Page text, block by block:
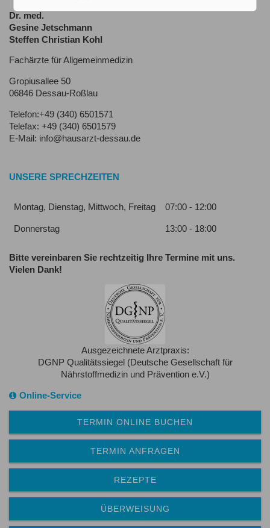
Dr. med.
Gesine Jetschmann
Steffen Christian Kohl
Fachärzte für Allgemeinmedizin
Gropiusallee 50
06846 Dessau-Roßlau
Telefon:+49 (340) 6501571
Telefax: +49 (340) 6501579
E-Mail: info@hausarzt-dessau.de
UNSERE SPRECHZEITEN
Montag, Dienstag, Mittwoch, Freitag 07:00 - 12:00
Donnerstag 13:00 - 18:00
Bitte vereinbaren Sie rechtzeitig Ihre Termine mit uns.
Vielen Dank!
Ausgezeichnete Arztpraxis:
DGNP Qualitätssiegel (Deutsche Gesellschaft für
Nährstoffmedizin und Prävention e.V.)
Online-Service
TERMIN ONLINE BUCHEN
TERMIN ANFRAGEN
REZEPTE
ÜBERWEISUNG